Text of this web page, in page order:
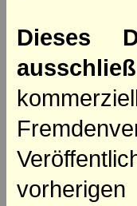
Dieses